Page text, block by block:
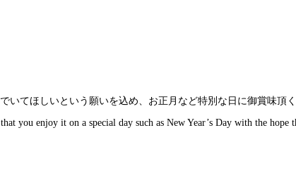
てほしいという願いを込め、お正月など特別な日に御賞味頂
you enjoy it on a special day such as New Year’s Day with the